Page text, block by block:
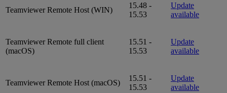
Teamviewer Remote Host (WIN)
15.48 -
15.53
Update
available
Teamviewer Remote full client
(macOS)
15.51 -
15.53
Update
available
Teamviewer Remote Host (macOS)
15.51 -
15.53
Update
available